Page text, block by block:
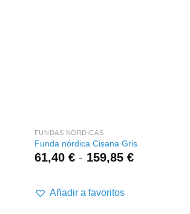
FUNDAS NÓRDICAS
Funda nórdica Cisana Gris
61,40 € - 159,85 €Rango
Añadir a favoritos